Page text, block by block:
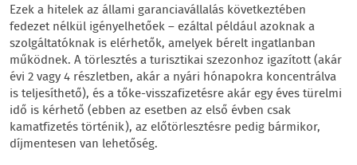
Ezek a hitelek az állami garanciavállalás következtében
fedezet nélkül igényelhetőek – ezáltal például azoknak a
szolgáltatóknak is elérhetők, amelyek bérelt ingatlanban
működnek. A törlesztés a turisztikai szezonhoz igazított (akár
évi 2 vagy 4 részletben, akár a nyári hónapokra koncentrálva
is teljesíthető), és a tőke-visszafizetésre akár egy éves türelmi
idő is kérhető (ebben az esetben az első évben csak
kamatfizetés történik), az előtörlesztésre pedig bármikor,
díjmentesen van lehetőség.